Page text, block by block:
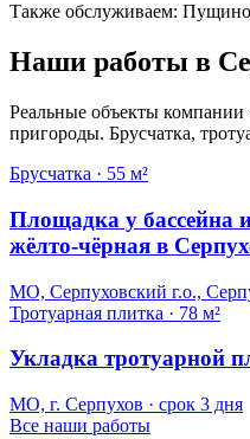
Также обслуживаем:
Наши работы в
Реальные объекты
пригороды. Брусчатка,
Брусчатка · 55 м²
Площадка у бассейна
жёлто-чёрная в
МО, Серпуховский г.о.,
Тротуарная плитка · 78 м²
Укладка тротуарной
МО, г. Серпухов · срок 3 дня
Все наши работы